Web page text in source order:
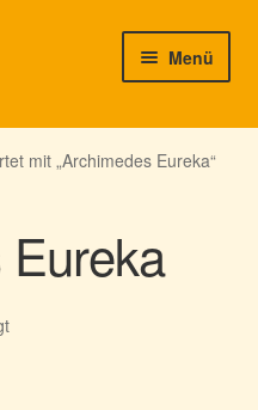
Menü
mit „Archimedes Eureka“